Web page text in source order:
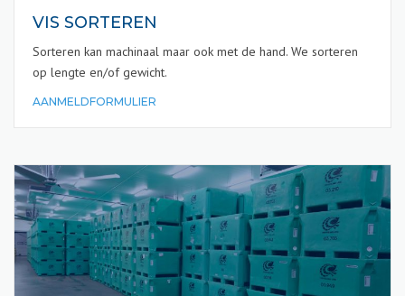
VIS SORTEREN
Sorteren kan machinaal maar ook met de hand. We sorteren
op lengte en/of gewicht.
AANMELDFORMULIER